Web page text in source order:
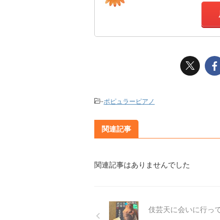
-ポピュラーピアノ
関連記事
関連記事はありませんでした
伎芸天に会いに行っ